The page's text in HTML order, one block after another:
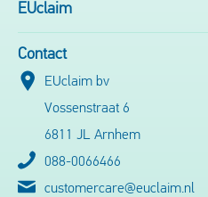
EUclaim
Contact
EUclaim bv
Vossenstraat 6
6811 JL Arnhem
088-0066466
customercare@euclaim.nl